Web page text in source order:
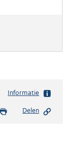
Informatie
Delen